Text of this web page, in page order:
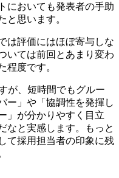
においても発表者の手助
と思います。
は評価にはほぼ寄与しな
いては前回とあまり変わ
程度です。
が、短時間でもグルー
ー」や「協調性を発揮し
」が分かりやすく目立
なと実感します。もっと
て採用担当者の印象に残